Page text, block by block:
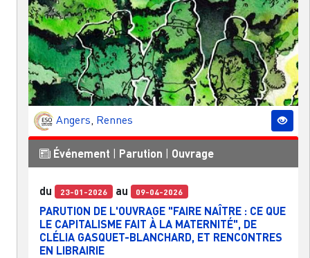
Angers Rennes
Événement Parution Ouvrage
du 23-01-2026 au 09-04-2026
PARUTION DE L'OUVRAGE "FAIRE NAÎTRE : CE QUE
LE CAPITALISME FAIT À LA MATERNITÉ", DE
CLÉLIA GASQUET-BLANCHARD, ET RENCONTRES
EN LIBRAIRIE